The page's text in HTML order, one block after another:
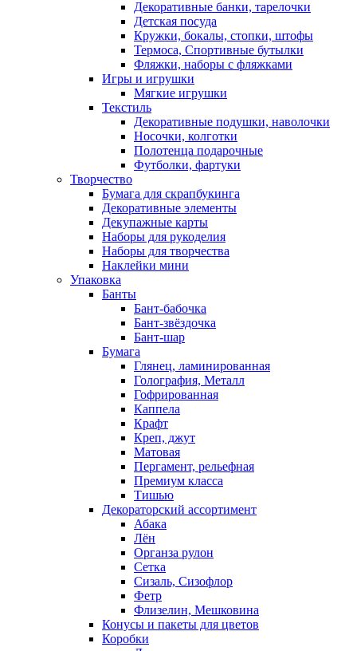
Декоративные банки, тарелочки
Детская посуда
Кружки, бокалы, стопки, штофы
Термоса, Спортивные бутылки
Фляжки, наборы с фляжками
Игры и игрушки
Мягкие игрушки
Текстиль
Декоративные подушки, наволочки
Носочки, колготки
Полотенца подарочные
Футболки, фартуки
Творчество
Бумага для скрапбукинга
Декоративные элементы
Декупажные карты
Наборы для рукоделия
Наборы для творчества
Наклейки мини
Упаковка
Банты
Бант-бабочка
Бант-звёздочка
Бант-шар
Бумага
Глянец, ламинированная
Голография, Металл
Гофрированная
Каппела
Крафт
Креп, джут
Матовая
Пергамент, рельефная
Премиум класса
Тишью
Декораторский ассортимент
Абака
Лён
Органза рулон
Сетка
Сизаль, Сизофлор
Фетр
Флизелин, Мешковина
Конусы и пакеты для цветов
Коробки